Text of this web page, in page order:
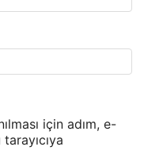
için adım, e-